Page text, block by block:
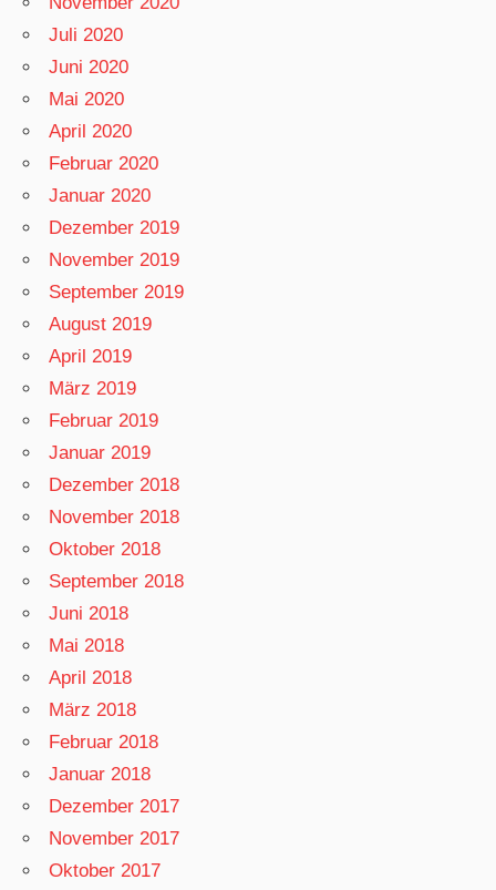
Juli 2020
Juni 2020
Mai 2020
April 2020
Februar 2020
Januar 2020
Dezember 2019
November 2019
September 2019
August 2019
April 2019
März 2019
Februar 2019
Januar 2019
Dezember 2018
November 2018
Oktober 2018
September 2018
Juni 2018
Mai 2018
April 2018
März 2018
Februar 2018
Januar 2018
Dezember 2017
November 2017
Oktober 2017